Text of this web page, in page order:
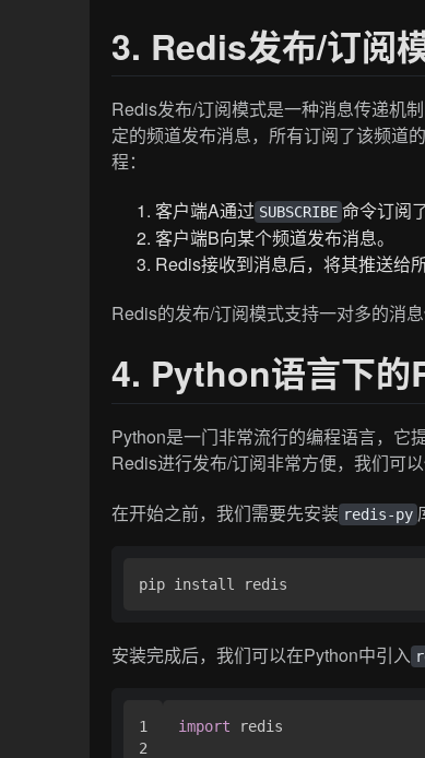
3. Redis发布/订阅
Redis发布/订阅模式是一种消息传递机
定的频道发布消息，所有订阅了该频道
程：
客户端A通过 SUBSCRIBE 命令订阅
客户端B向某个频道发布消息。
Redis接收到消息后，将其推送给
Redis的发布/订阅模式支持一对多的消
4. Python语言下的
Python是一门非常流行的编程语言，它
Redis进行发布/订阅非常方便，我们可
在开始之前，我们需要先安装 redis-py
安装完成后，我们可以在Python中引入
1
2
import redis